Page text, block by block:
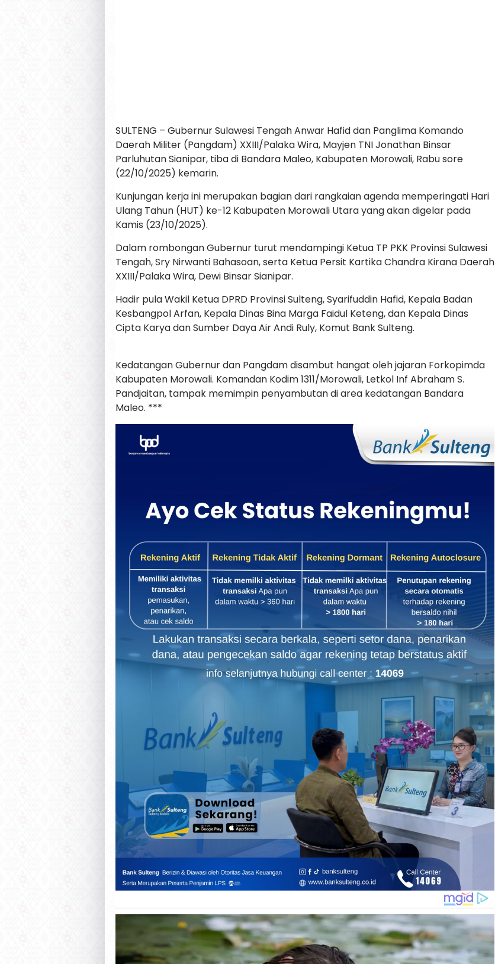
SULTENG – Gubernur Sulawesi Tengah Anwar Hafid dan Panglima Komando
Daerah Militer (Pangdam) XXIII/Palaka Wira, Mayjen TNI Jonathan Binsar
Parluhutan Sianipar, tiba di Bandara Maleo, Kabupaten Morowali, Rabu sore
(22/10/2025) kemarin.
Kunjungan kerja ini merupakan bagian dari rangkaian agenda memperingati Hari
Ulang Tahun (HUT) ke-12 Kabupaten Morowali Utara yang akan digelar pada
Kamis (23/10/2025).
Dalam rombongan Gubernur turut mendampingi Ketua TP PKK Provinsi Sulawesi
Tengah, Sry Nirwanti Bahasoan, serta Ketua Persit Kartika Chandra Kirana Daerah
XXIII/Palaka Wira, Dewi Binsar Sianipar.
Hadir pula Wakil Ketua DPRD Provinsi Sulteng, Syarifuddin Hafid, Kepala Badan
Kesbangpol Arfan, Kepala Dinas Bina Marga Faidul Keteng, dan Kepala Dinas
Cipta Karya dan Sumber Daya Air Andi Ruly, Komut Bank Sulteng.
Kedatangan Gubernur dan Pangdam disambut hangat oleh jajaran Forkopimda
Kabupaten Morowali. Komandan Kodim 1311/Morowali, Letkol Inf Abraham S.
Pandjaitan, tampak memimpin penyambutan di area kedatangan Bandara
Maleo. ***